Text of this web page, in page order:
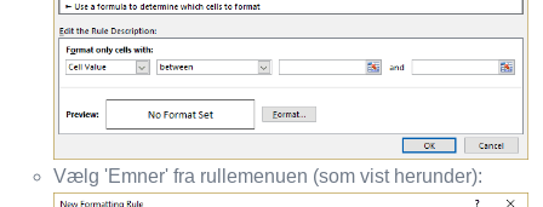
Vælg 'Emner' fra rullemenuen (som vist herunder):